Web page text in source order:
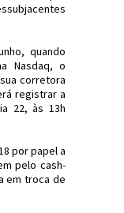
quando
Nasdaq, o
corretora
registrar a
22, às 13h
por papel a
pelo cash-
em troca de